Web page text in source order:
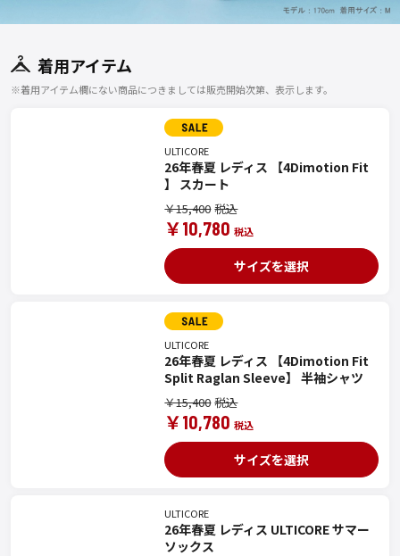
着用アイテム
※着用アイテム欄にない商品につきましては販売開始次第、表示します。
ULTICORE
26年春夏 レディス 【4Dimotion Fit
】 スカート
￥15,400
￥10,780
サイズを選択
ULTICORE
26年春夏 レディス 【4Dimotion Fit
Split Raglan Sleeve】 半袖シャツ
￥15,400
￥10,780
サイズを選択
ULTICORE
26年春夏 レディス ULTICORE サマー
ソックス